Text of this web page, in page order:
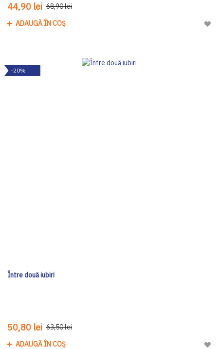
44,90 lei 68,90 lei
ADAUGĂ ÎN COȘ
-20%
Între două iubiri
50,80 lei 63,50 lei
ADAUGĂ ÎN COȘ